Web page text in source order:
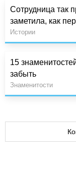
Сотрудница так
заметила, как
Истории
15
забыть
Знаменитости